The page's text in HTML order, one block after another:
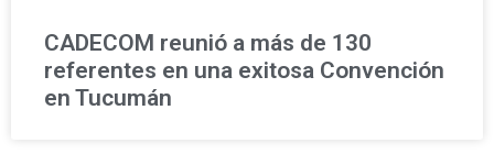
CADECOM reunió a más de 130
referentes en una exitosa Convención
en Tucumán